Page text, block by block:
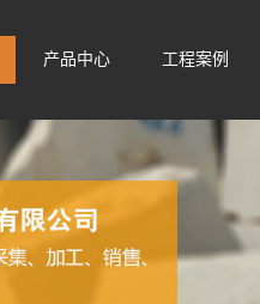
产品中心 工程案例